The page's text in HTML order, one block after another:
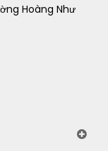
Hoàng Như